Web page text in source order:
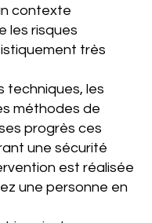
contexte
les risques
très
techniques, les
méthodes de
progrès ces
une sécurité
est réalisée
une personne en